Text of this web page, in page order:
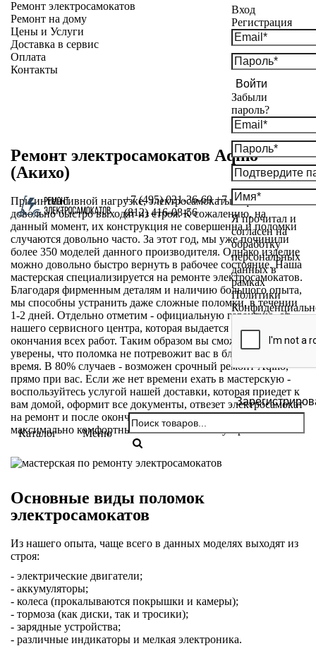
+7 (495) 021-36-69 +7
(812) 416-08-56
Вход
Регистрация
Войти
Забыли
пароль?
Я прочитал и
согласен на
обработку
персональных
данных в
рамках
Политики
Каталог Меню
Ремонт электросамокатов
Ремонт на дому
Цены и Услуги
Доставка в сервис
Оплата
Контакты
Ремонт электросамокатов Aqiho
(Акихо)
При интенсивной нагрузке, электросамокаты Aqiho
довольно быстро выходят из строя. К сожалению, на
данный момент, их конструкция не совершенна и поломки
случаются довольно часто. За этот год, мы уже починили
более 350 моделей данного производителя. Однако изделие
можно довольно быстро вернуть в рабочее состояние. Наша
мастерская специализируется на ремонте электросамокатов.
Благодаря фирменным деталям и наличию большого опыта,
мы способны устранить даже сложные поломки, в течении
1-2 дней. Отдельно отметим - официальную гарантию, от
нашего сервисного центра, которая выдается после
окончания всех работ. Таким образом вы сможете быть
уверены, что поломка не потревожит вас в ближайшее
время. В 80% случаев - возможен срочный ремонт Aqiho,
прямо при вас. Если же нет времени ехать в мастерскую -
воспользуйтесь услугой нашей доставки, которая приедет к
вам домой, оформит все документы, отвезет электросамокат
на ремонт и после окончания, доставит к вам домой. Это
максимально комфортный способ починки устройства.
Основные виды поломок
электросамокатов
Из нашего опыта, чаще всего в данных моделях выходят из
строя:
- электрические двигатели;
- аккумуляторы;
- колеса (прокалываются покрышки и камеры);
- тормоза (как диски, так и тросики);
- зарядные устройства;
- различные индикаторы и мелкая электроника.